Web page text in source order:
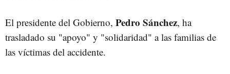
El presidente del Gobierno, Pedro Sánchez, ha
trasladado su "apoyo" y "solidaridad" a las familias de
las víctimas del accidente.